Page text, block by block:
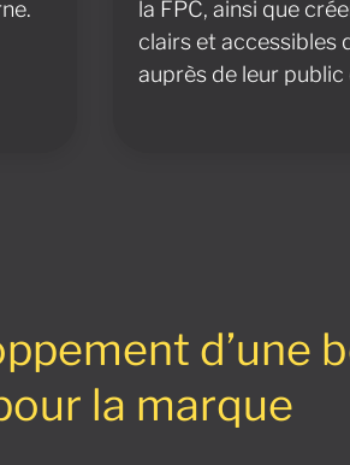
la FPC, ainsi que
clairs et accessibles
auprès de leur public
d’une
la marque